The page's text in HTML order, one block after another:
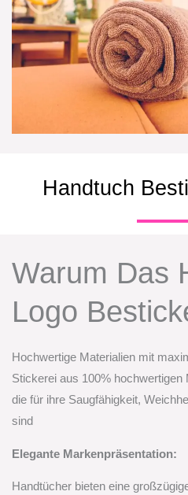
Handtuch
Warum Das
Logo
Hochwertige Materialien mit
Stickerei aus 100%
die für ihre Saugfähigkeit,
sind
Elegante Markenpräsentation:
Handtücher bieten eine